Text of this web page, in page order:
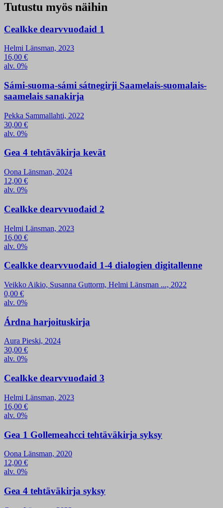
Tutustu myös näihin
Cealkke dearvvuođaid 1
Helmi Länsman, 2023
16,00 €
alv. 0%
Sámi-suoma-sámi sátnegirji Saamelais-suomalais-
saamelais sanakirja
Pekka Sammallahti, 2022
30,00 €
alv. 0%
Gea 4 tehtäväkirja kevät
Oona Länsman, 2024
12,00 €
alv. 0%
Cealkke dearvvuođaid 2
Helmi Länsman, 2023
16,00 €
alv. 0%
Cealkke dearvvuođaid 1-4 dialogien digitallenne
Veikko Aikio, Susanna Guttorm, Helmi Länsman ..., 2022
0,00 €
alv. 0%
Árdna harjoituskirja
Aura Pieski, 2024
30,00 €
alv. 0%
Cealkke dearvvuođaid 3
Helmi Länsman, 2023
16,00 €
alv. 0%
Gea 1 Gollemeahcci tehtäväkirja syksy
Oona Länsman, 2020
12,00 €
alv. 0%
Gea 4 tehtäväkirja syksy